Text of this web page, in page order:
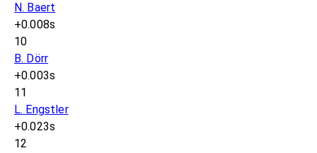
N. Baert
+0.008s
10
B. Dörr
+0.003s
11
L. Engstler
+0.023s
12